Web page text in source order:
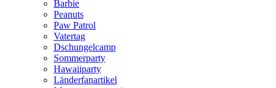
Barbie
Peanuts
Paw Patrol
Vatertag
Dschungelcamp
Sommerparty
Hawaiiparty
Länderfanartikel